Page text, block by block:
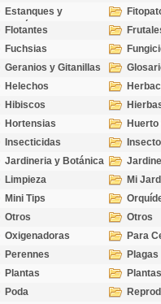
Estanques y
Acuáticas
Flotantes
Fuchsias
Geranios y Gitanillas
Helechos
Hibiscos
Hortensias
Insecticidas
Jardineria y Botánica
Limpieza
Mi
Mini Tips
Otros
Otros
Oxigenadoras
Para
Perennes
Plagas
Plantas
Poda